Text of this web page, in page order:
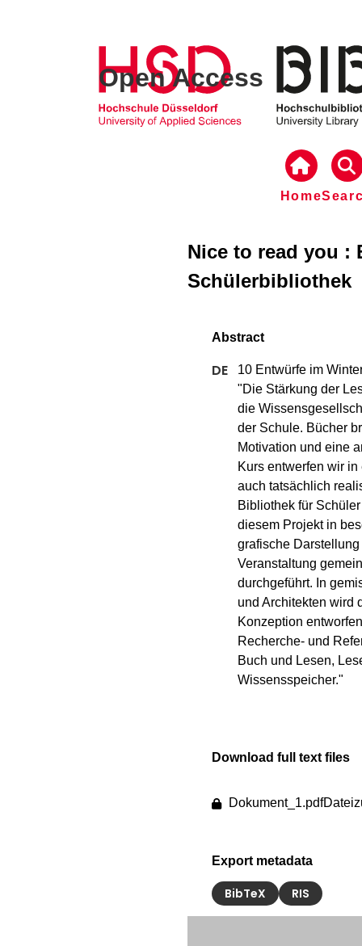
Open Access
Home
Nice to read you :
Schülerbibliothek
10 Entwürfe im
"Die Stärkung der
die
der Schule. Bücher
Motivation und eine
Kurs entwerfen wir
auch tatsächlich
Bibliothek für
diesem Projekt in
grafische
Veranstaltung
durchgeführt. In
und Architekten wird
Konzeption
Recherche- und
Buch und Lesen,
Wissensspeicher."
Download full text files
Dokument_1.pdf
Export metadata
BibTeX RIS